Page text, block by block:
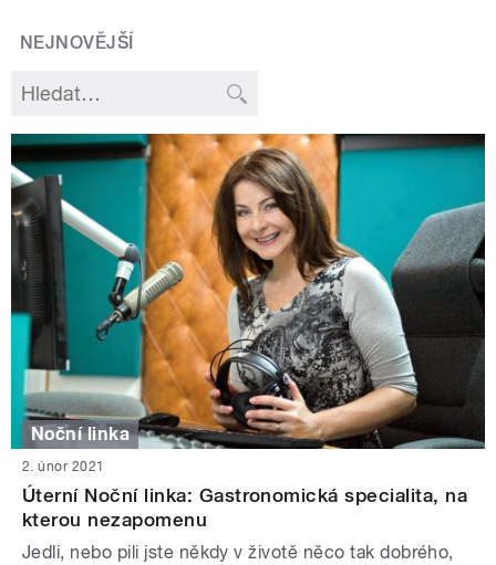
NEJNOVĚJŠÍ
Noční linka
2. únor 2021
Úterní Noční linka: Gastronomická specialita, na
kterou nezapomenu
Jedli, nebo pili jste někdy v životě něco tak dobrého,